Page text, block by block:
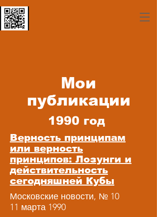
Мои
публикации
1990 год
Верность принципам
или верность
принципов: Лозунги и
действительность
сегодняшней Кубы
Московские новости, № 10
11 марта 1990